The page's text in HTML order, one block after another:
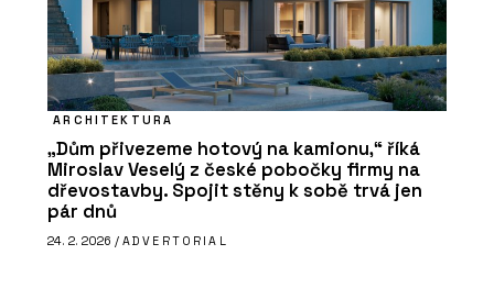
ARCHITEKTURA
„Dům přivezeme hotový na kamionu,“ říká
Miroslav Veselý z české pobočky firmy na
dřevostavby. Spojit stěny k sobě trvá jen
pár dnů
24. 2. 2026 / ADVERTORIAL